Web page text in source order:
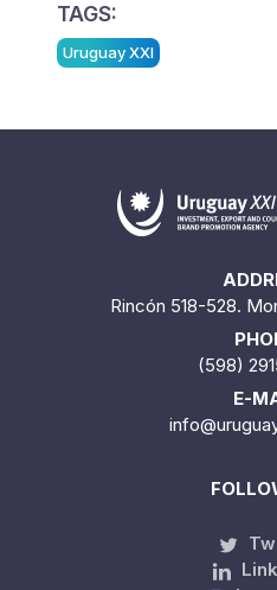
TAGS:
Uruguay XXI
Rincón 518-528.
(598)
E-